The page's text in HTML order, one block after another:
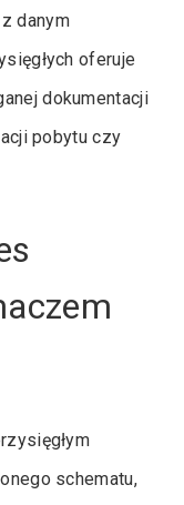
danym
oferuje
dokumentacji
pobytu czy
schematu,